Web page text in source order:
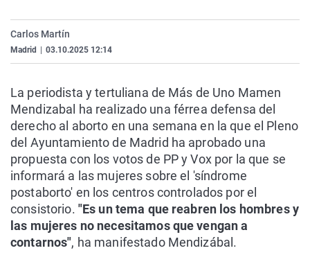
Carlos Martín
Madrid 03.10.2025 12:14
La periodista y tertuliana de Más de Uno Mamen
Mendizabal ha realizado una férrea defensa del
derecho al aborto en una semana en la que el Pleno
del Ayuntamiento de Madrid ha aprobado una
propuesta con los votos de PP y Vox por la que se
informará a las mujeres sobre el 'síndrome
postaborto' en los centros controlados por el
consistorio. "Es un tema que reabren los hombres y
las mujeres no necesitamos que vengan a
contarnos", ha manifestado Mendizábal.